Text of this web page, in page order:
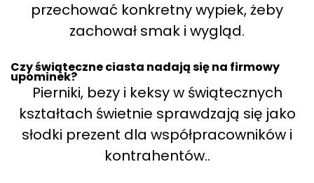
przechować konkretny wypiek, żeby
zachował smak i wygląd.
Czy świąteczne ciasta nadają się na firmowy
upominek?
Pierniki, bezy i keksy w świątecznych
kształtach świetnie sprawdzają się jako
słodki prezent dla współpracowników i
kontrahentów..